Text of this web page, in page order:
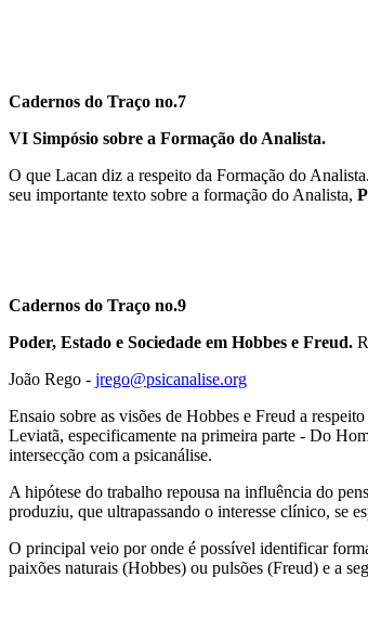
Cadernos do Traço no.7
VI Simpósio sobre a Formação do Analista.
O que Lacan diz a respeito da Formação do
seu importante texto sobre a formação do Analista,
Cadernos do Traço no.9
Poder, Estado e Sociedade em Hobbes e Freud.
João Rego - jrego@psicanalise.org
Ensaio sobre as visões de Hobbes e Freud a
Leviatã, especificamente na primeira parte - Do
intersecção com a psicanálise.
A hipótese do trabalho repousa na influência do
produziu, que ultrapassando o interesse clínico, se
O principal veio por onde é possível identificar
paixões naturais (Hobbes) ou pulsões (Freud) e a